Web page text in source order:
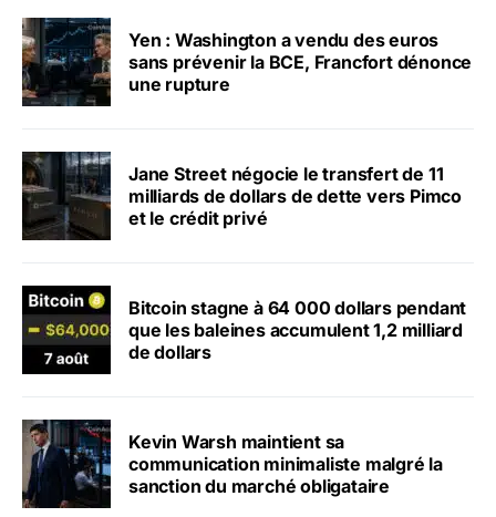
Yen : Washington a vendu des euros
sans prévenir la BCE, Francfort dénonce
une rupture
Jane Street négocie le transfert de 11
milliards de dollars de dette vers Pimco
et le crédit privé
Bitcoin stagne à 64 000 dollars pendant
que les baleines accumulent 1,2 milliard
de dollars
Kevin Warsh maintient sa
communication minimaliste malgré la
sanction du marché obligataire